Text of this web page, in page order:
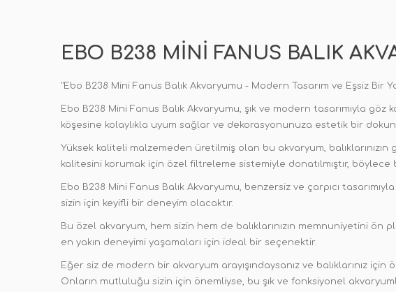
EBO B238 MINI FANUS BALIK
"Ebo B238 Mini Fanus Balık Akvaryumu - Modern Tasarım ve Eşsiz Bir
Ebo B238 Mini Fanus Balık Akvaryumu, şık ve modern tasarımıyla
köşesine kolaylıkla uyum sağlar ve dekorasyonunuza estetik bir
Yüksek kaliteli malzemeden üretilmiş olan bu akvaryum,
kalitesini korumak için özel filtreleme sistemiyle donatılmıştır, böylece
Ebo B238 Mini Fanus Balık Akvaryumu, benzersiz ve çarpıcı
sizin için keyifli bir deneyim olacaktır.
Bu özel akvaryum, hem sizin hem de balıklarınızın memnuniyetini
en yakın deneyimi yaşamaları için ideal bir seçenektir.
Eğer siz de modern bir akvaryum arayışındaysanız ve balıklarınız
Onların mutluluğu sizin için önemliyse, bu şık ve fonksiyonel